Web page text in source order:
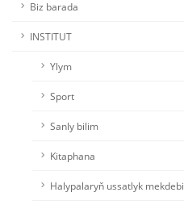
Biz barada
INSTITUT
Ylym
Sport
Sanly bilim
Kitaphana
Halypalaryň ussatlyk mekdebi